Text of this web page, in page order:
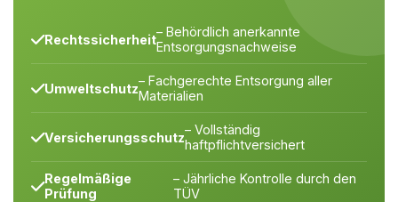
Rechtssicherheit– Behördlich anerkannte
Entsorgungsnachweise
Umweltschutz– Fachgerechte Entsorgung aller
Materialien
Versicherungsschutz– Vollständig
haftpflichtversichert
Regelmäßige
Prüfung
– Jährliche Kontrolle durch den
TÜV